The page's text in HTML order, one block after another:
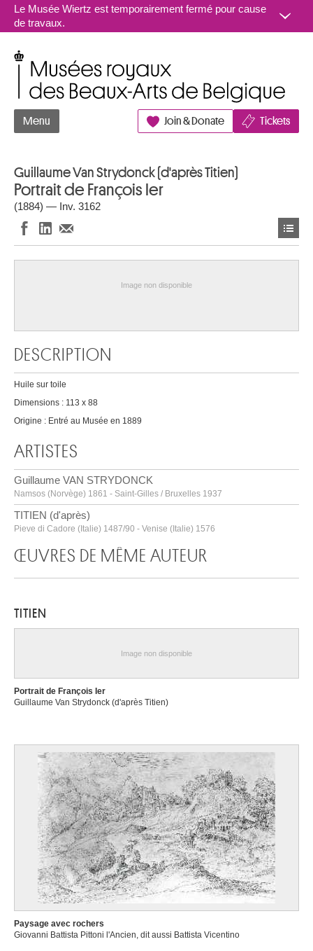
Aller au contenu
Le Musée Wiertz est temporairement fermé pour cause
de travaux.
Menu Join & Donate Tickets
Guillaume Van Strydonck (d'après Titien)
Portrait de François Ier
(1884) — Inv. 3162
Image non disponible
DESCRIPTION
Huile sur toile
Dimensions : 113 x 88
Origine : Entré au Musée en 1889
ARTISTES
Guillaume VAN STRYDONCK
Namsos (Norvège) 1861 - Saint-Gilles / Bruxelles 1937
TITIEN (d'après)
Pieve di Cadore (Italie) 1487/90 - Venise (Italie) 1576
ŒUVRES DE MÊME AUTEUR
TITIEN
Image non disponible
Portrait de François Ier
Guillaume Van Strydonck (d'après Titien)
Paysage avec rochers
Giovanni Battista Pittoni l'Ancien, dit aussi Battista Vicentino